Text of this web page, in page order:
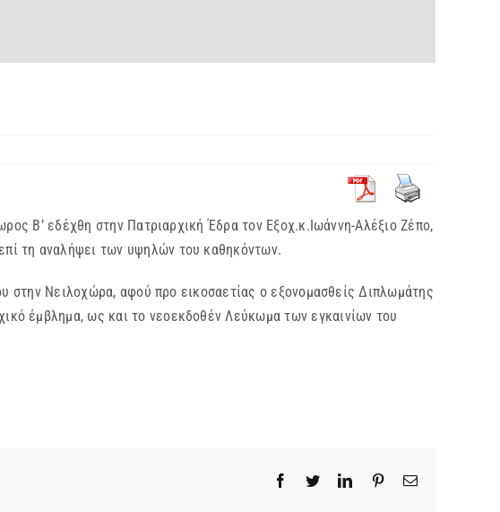
Β’ εδέχθη στην Πατριαρχική Έδρα τον Εξοχ.κ.Ιωάννη-Αλέξιο Ζέπο,
τη αναλήψει των υψηλών του καθηκόντων.
Νειλοχώρα, αφού προ εικοσαετίας ο εξονομασθείς Διπλωμάτης
έμβλημα, ως και το νεοεκδοθέν Λεύκωμα των εγκαινίων του
Facebook
TwitterLinkedInPinterestEmail